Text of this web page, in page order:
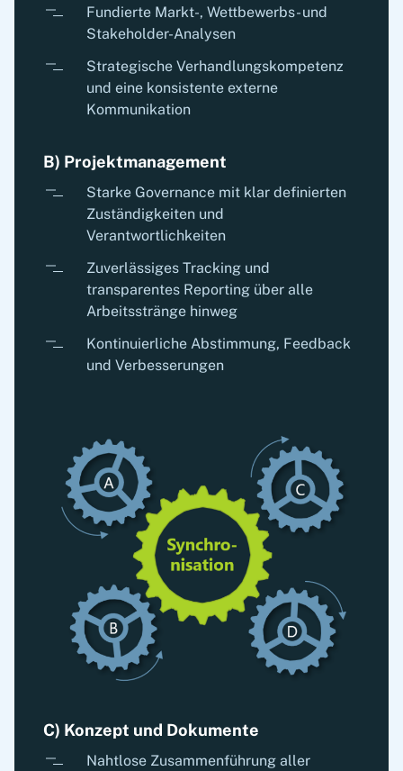
Fundierte Markt-, Wettbewerbs- und
Stakeholder-Analysen
Strategische Verhandlungskompetenz
und eine konsistente externe
Kommunikation
B) Projektmanagement
Starke Governance mit klar definierten
Zuständigkeiten und
Verantwortlichkeiten
Zuverlässiges Tracking und
transparentes Reporting über alle
Arbeitsstränge hinweg
Kontinuierliche Abstimmung, Feedback
und Verbesserungen
C) Konzept und Dokumente
Nahtlose Zusammenführung aller